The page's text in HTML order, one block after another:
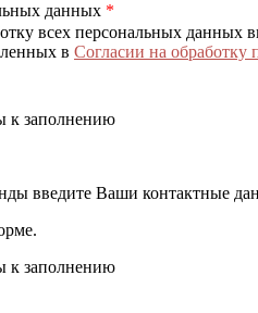
данных *
всех персональных
в Согласии на обработку
к заполнению
введите Ваши контактные
к заполнению